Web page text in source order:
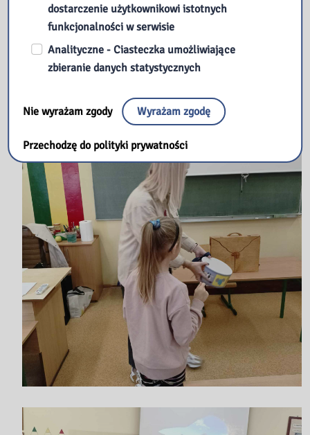
dostarczenie użytkownikowi istotnych
funkcjonalności w serwisie
Analityczne - Ciasteczka umożliwiające
zbieranie danych statystycznych
Nie wyrażam zgody Wyrażam zgodę
Przechodzę do polityki prywatności